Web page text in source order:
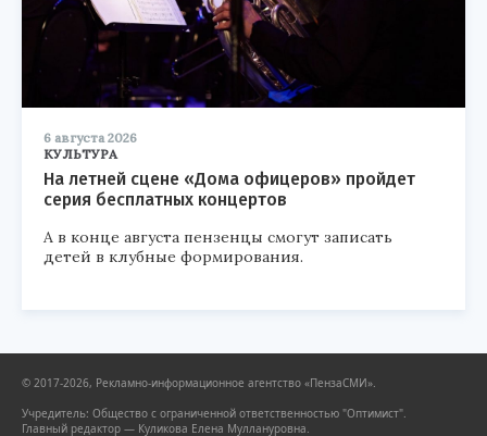
6 августа 2026
КУЛЬТУРА
На летней сцене «Дома офицеров» пройдет
серия бесплатных концертов
А в конце августа пензенцы смогут записать
детей в клубные формирования.
© 2017-2026, Рекламно-информационное агентство «ПензаСМИ».
Учредитель: Общество с ограниченной ответственностью "Оптимист".
Главный редактор — Куликова Елена Муллануровна.